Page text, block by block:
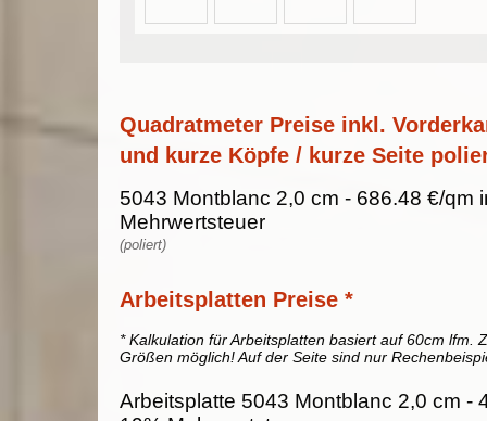
Quadratmeter Preise inkl.
und kurze Köpfe / kurze Seite
5043 Montblanc 2,0 cm - 686.48 €/qm
Mehrwertsteuer
(poliert)
Arbeitsplatten Preise *
* Kalkulation für Arbeitsplatten basiert auf 60cm lfm.
Größen möglich! Auf der Seite sind nur
Arbeitsplatte 5043 Montblanc 2,0 cm -